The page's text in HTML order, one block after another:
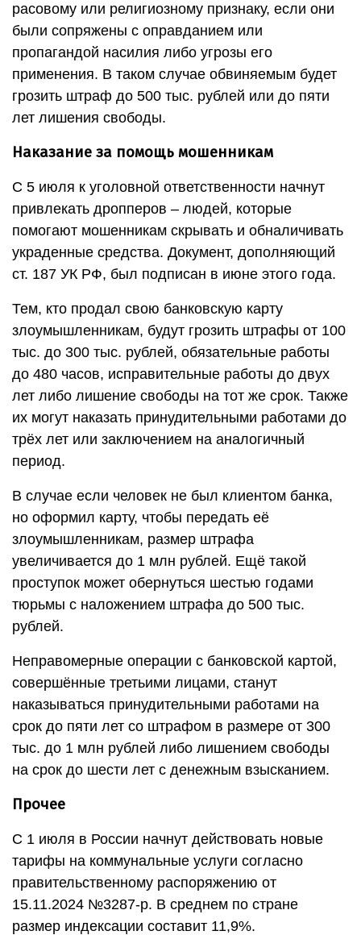
расовому или религиозному признаку, если они
были сопряжены с оправданием или
пропагандой насилия либо угрозы его
применения. В таком случае обвиняемым будет
грозить штраф до 500 тыс. рублей или до пяти
лет лишения свободы.
Наказание за помощь мошенникам
С 5 июля к уголовной ответственности начнут
привлекать дропперов – людей, которые
помогают мошенникам скрывать и обналичивать
украденные средства. Документ, дополняющий
ст. 187 УК РФ, был подписан в июне этого года.
Тем, кто продал свою банковскую карту
злоумышленникам, будут грозить штрафы от 100
тыс. до 300 тыс. рублей, обязательные работы
до 480 часов, исправительные работы до двух
лет либо лишение свободы на тот же срок. Также
их могут наказать принудительными работами до
трёх лет или заключением на аналогичный
период.
В случае если человек не был клиентом банка,
но оформил карту, чтобы передать её
злоумышленникам, размер штрафа
увеличивается до 1 млн рублей. Ещё такой
проступок может обернуться шестью годами
тюрьмы с наложением штрафа до 500 тыс.
рублей.
Неправомерные операции с банковской картой,
совершённые третьими лицами, станут
наказываться принудительными работами на
срок до пяти лет со штрафом в размере от 300
тыс. до 1 млн рублей либо лишением свободы
на срок до шести лет с денежным взысканием.
Прочее
С 1 июля в России начнут действовать новые
тарифы на коммунальные услуги согласно
правительственному распоряжению от
15.11.2024 №3287-р. В среднем по стране
размер индексации составит 11,9%.